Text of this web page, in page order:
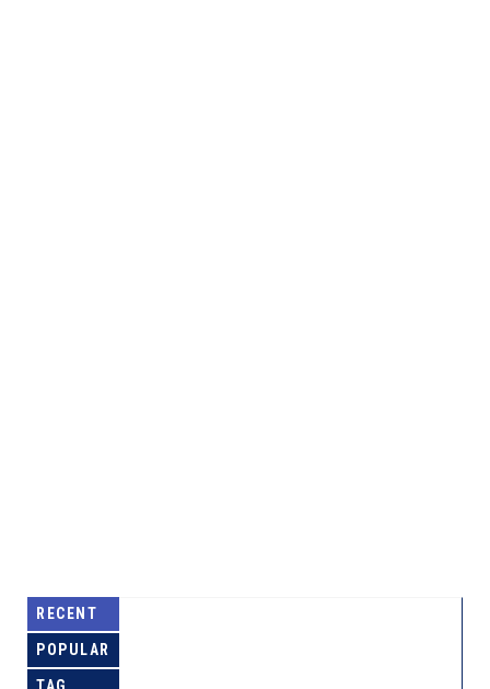
RECENT
POPULAR